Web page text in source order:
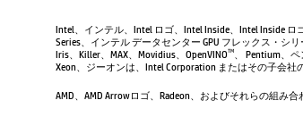
Intel、インテル、Intel ロゴ、Intel Inside、Intel Inside ロ
Series、インテル データセンター GPU フレックス・シ
Iris、Killer、MAX、Movidius、OpenVINOTM
、 Pentium、
Xeon、ジーオンは、Intel Corporation またはその子会社
AMD、AMD Arrowロゴ、Radeon、およびそれらの組み合